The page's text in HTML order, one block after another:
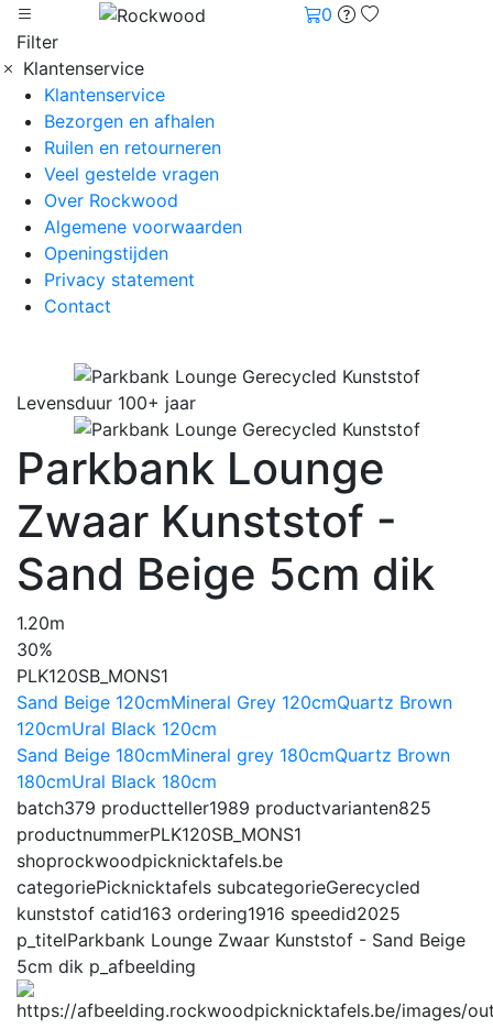
0
Filter
Klantenservice
Klantenservice
Bezorgen en afhalen
Ruilen en retourneren
Veel gestelde vragen
Over Rockwood
Algemene voorwaarden
Openingstijden
Privacy statement
Contact
Levensduur 100+ jaar
Parkbank Lounge
Zwaar Kunststof -
Sand Beige 5cm dik
1.20m
30%
PLK120SB_MONS1
Sand Beige 120cmMineral Grey 120cmQuartz Brown
120cmUral Black 120cm
Sand Beige 180cmMineral grey 180cmQuartz Brown
180cmUral Black 180cm
batch379 productteller1989 productvarianten825
productnummerPLK120SB_MONS1
shoprockwoodpicknicktafels.be
categoriePicknicktafels subcategorieGerecycled
kunststof catid163 ordering1916 speedid2025
p_titelParkbank Lounge Zwaar Kunststof - Sand Beige
5cm dik p_afbeelding